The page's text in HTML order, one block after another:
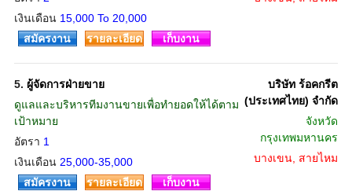
เงินเดือน 15,000 To 20,000
สมัครงาน รายละเอียด เก็บงาน
5. ผู้จัดการฝ่ายขาย
ดูแลและบริหารทีมงานขายเพื่อทำยอดให้ได้ตาม
เป้าหมาย
อัตรา 1
เงินเดือน 25,000-35,000
บริษัท ร้อคกรีต
(ประเทศไทย) จำกัด
จังหวัด
กรุงเทพมหานคร
บางเขน, สายไหม
สมัครงาน
รายละเอียด เก็บงาน